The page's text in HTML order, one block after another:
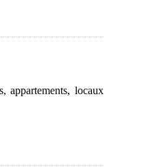
appartements, locaux